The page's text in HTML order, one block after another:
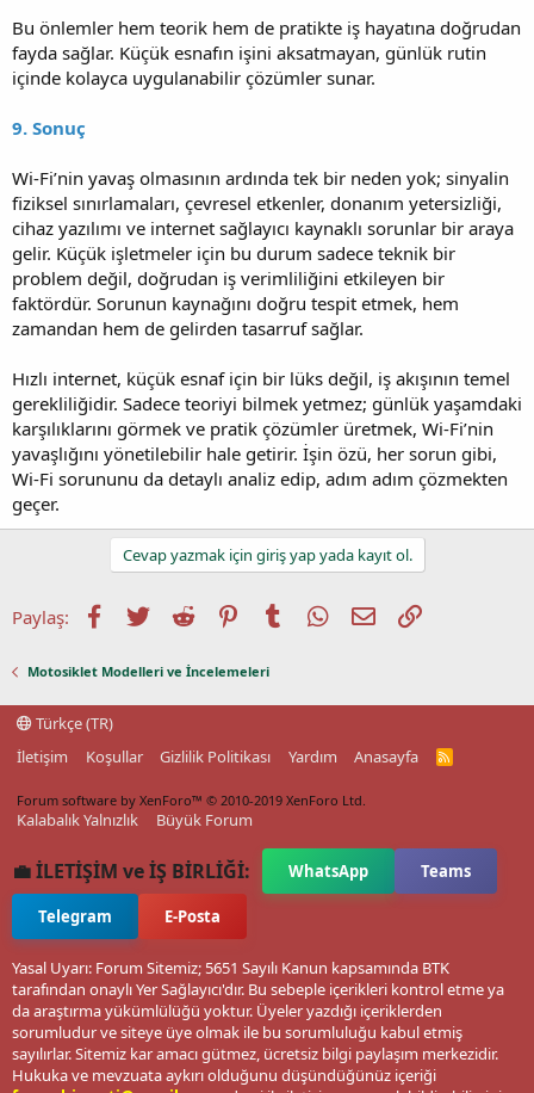
Bu önlemler hem teorik hem de pratikte iş hayatına doğrudan
fayda sağlar. Küçük esnafın işini aksatmayan, günlük rutin
içinde kolayca uygulanabilir çözümler sunar.
9. Sonuç
Wi-Fi’nin yavaş olmasının ardında tek bir neden yok; sinyalin
fiziksel sınırlamaları, çevresel etkenler, donanım yetersizliği,
cihaz yazılımı ve internet sağlayıcı kaynaklı sorunlar bir araya
gelir. Küçük işletmeler için bu durum sadece teknik bir
problem değil, doğrudan iş verimliliğini etkileyen bir
faktördür. Sorunun kaynağını doğru tespit etmek, hem
zamandan hem de gelirden tasarruf sağlar.
Hızlı internet, küçük esnaf için bir lüks değil, iş akışının temel
gerekliliğidir. Sadece teoriyi bilmek yetmez; günlük yaşamdaki
karşılıklarını görmek ve pratik çözümler üretmek, Wi-Fi’nin
yavaşlığını yönetilebilir hale getirir. İşin özü, her sorun gibi,
Wi-Fi sorununu da detaylı analiz edip, adım adım çözmekten
geçer.
Cevap yazmak için giriş yap yada kayıt ol.
Paylaş: Facebook
TwitterReddit PinterestTumblrWhatsApp
E-postaLink
Motosiklet Modelleri ve İncelemeleri
Türkçe (TR)
İletişim
Koşullar Gizlilik Politikası Yardım Anasayfa
R
Forum software by XenForo™ © 2010-2019 XenForo Ltd.
Kalabalık Yalnızlık Büyük Forum
💼 İLETİŞİM ve İŞ BİRLİĞİ: WhatsApp Teams
Telegram E-Posta
Yasal Uyarı: Forum Sitemiz; 5651 Sayılı Kanun kapsamında BTK
tarafından onaylı Yer Sağlayıcı'dır. Bu sebeple içerikleri kontrol etme ya
da araştırma yükümlülüğü yoktur. Üyeler yazdığı içeriklerden
sorumludur ve siteye üye olmak ile bu sorumluluğu kabul etmiş
sayılırlar. Sitemiz kar amacı gütmez, ücretsiz bilgi paylaşım merkezidir.
Hukuka ve mevzuata aykırı olduğunu düşündüğünüz içeriği